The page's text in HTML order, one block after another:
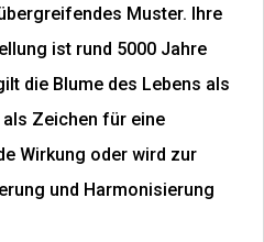
Muster. Ihre
ist rund 5000 Jahre
die Blume des Lebens als
Zeichen für eine
Wirkung oder wird zur
und Harmonisierung